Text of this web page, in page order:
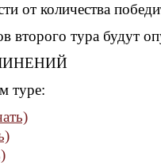
от количества
второго тура будут
туре: